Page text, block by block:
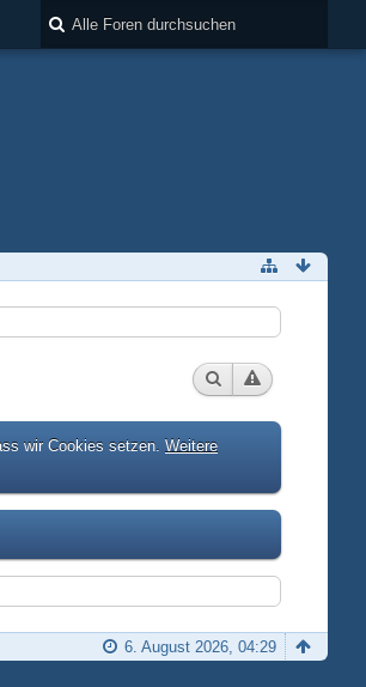
wir Cookies setzen. Weitere
6. August 2026, 04:29